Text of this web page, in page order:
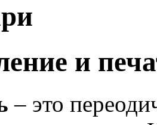
и
– это